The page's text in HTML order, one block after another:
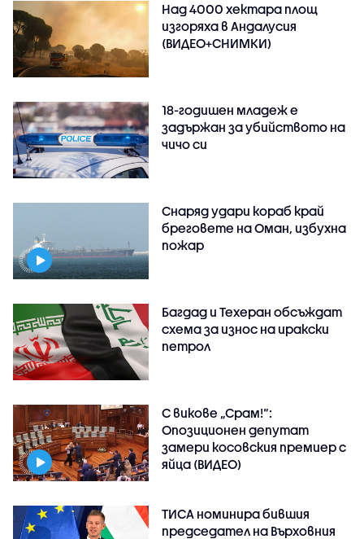
Над 4000 хектара площ
изгоряха в Андалусия
(ВИДЕО+СНИМКИ)
18-годишен младеж е
задържан за убийството на
чичо си
Снаряд удари кораб край
бреговете на Оман, избухна
пожар
Багдад и Техеран обсъждат
схема за износ на иракски
петрол
С викове „Срам!“:
Опозиционен депутат
замери косовския премиер с
яйца (ВИДЕО)
ТИСА номинира бившия
председател на Върховния